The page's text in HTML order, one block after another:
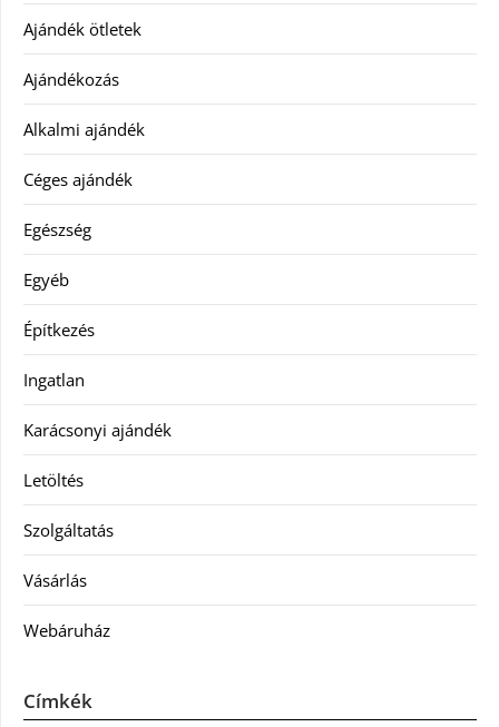
Ajándék ötletek
Ajándékozás
Alkalmi ajándék
Céges ajándék
Egészség
Egyéb
Építkezés
Ingatlan
Karácsonyi ajándék
Letöltés
Szolgáltatás
Vásárlás
Webáruház
Címkék